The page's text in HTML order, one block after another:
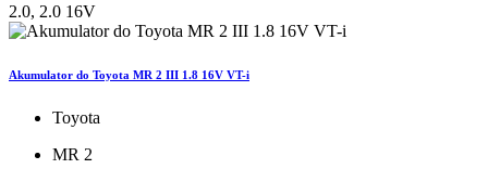
2.0, 2.0 16V
Akumulator do Toyota MR 2 III 1.8 16V VT-i
Toyota
MR 2